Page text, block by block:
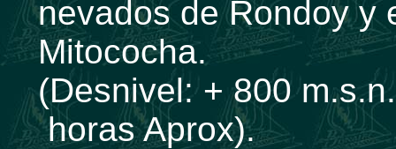
nevados de Rondoy y
Mitococha.
(Desnivel: + 800
horas Aprox).